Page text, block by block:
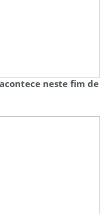
neste fim de